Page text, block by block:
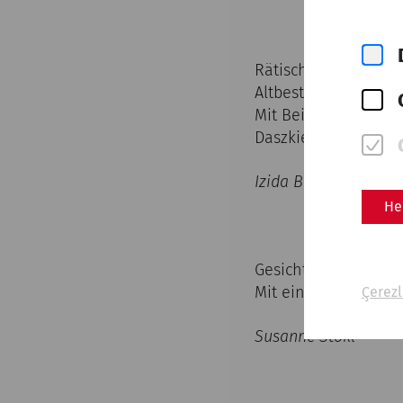
Rätische Ware und
Altbestand und den
Mit Beiträgen von
Daszkiewicz und
Izida Berger-Pavić
Gesichtsgefäße
Mit einem Anhang
Susanne Stökl